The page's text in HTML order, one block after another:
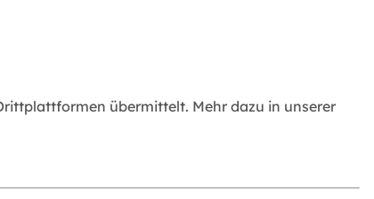
übermittelt. Mehr dazu in unserer